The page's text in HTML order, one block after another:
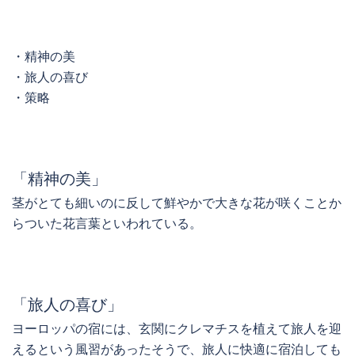
・精神の美
・旅人の喜び
・策略
「精神の美」
茎がとても細いのに反して鮮やかで大きな花が咲くことか
らついた花言葉といわれている。
「旅人の喜び」
ヨーロッパの宿には、玄関にクレマチスを植えて旅人を迎
えるという風習があったそうで、旅人に快適に宿泊しても